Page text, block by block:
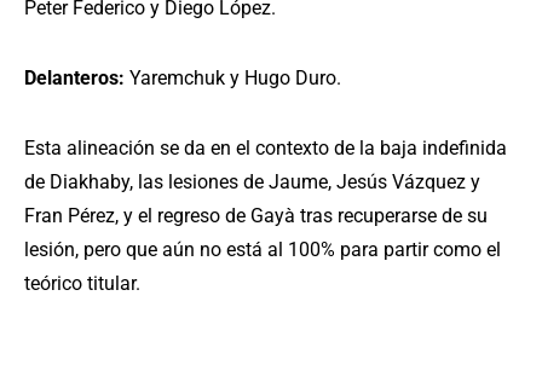
Peter Federico y Diego López.
Delanteros: Yaremchuk y Hugo Duro.
Esta alineación se da en el contexto de la baja indefinida
de Diakhaby, las lesiones de Jaume, Jesús Vázquez y
Fran Pérez, y el regreso de Gayà tras recuperarse de su
lesión, pero que aún no está al 100% para partir como el
teórico titular.